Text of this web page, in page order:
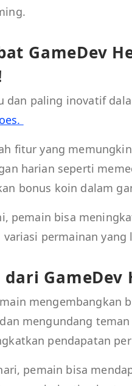
GameDev
dan paling inovatif
fitur yang
harian seperti
bonus koin dalam
pemain bisa
permainan yang
GameDev
mengembangkan
mengundang
pendapatan
pemain bisa